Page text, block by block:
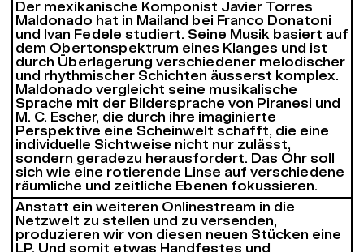
Der mexikanische Komponist Javier Torres
Maldonado hat in Mailand bei Franco Donatoni
und Ivan Fedele studiert. Seine Musik basiert auf
dem Obertonspektrum eines Klanges und ist
durch Überlagerung verschiedener melodischer
und rhythmischer Schichten äusserst komplex.
Maldonado vergleicht seine musikalische
Sprache mit der Bildersprache von Piranesi und
M. C. Escher, die durch ihre imaginierte
Perspektive eine Scheinwelt schafft, die eine
individuelle Sichtweise nicht nur zulässt,
sondern geradezu herausfordert. Das Ohr soll
sich wie eine rotierende Linse auf verschiedene
räumliche und zeitliche Ebenen fokussieren.
Anstatt ein weiteren Onlinestream in die
Netzwelt zu stellen und zu versenden,
produzieren wir von diesen neuen Stücken eine
LP. Und somit etwas Handfestes und